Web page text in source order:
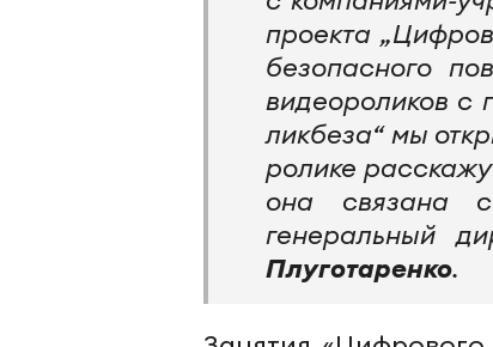
проекта
безопасного
видеороликов с
ликбеза“ мы
ролике
она связана
генеральный
Плуготаренко.